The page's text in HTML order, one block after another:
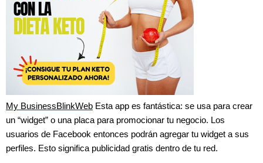
My BusinessBlinkWeb Esta app es fantástica: se usa para crear
un “widget” o una placa para promocionar tu negocio. Los
usuarios de Facebook entonces podrán agregar tu widget a sus
perfiles. Esto significa publicidad gratis dentro de tu red.